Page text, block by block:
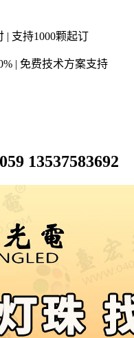
| 支持1000颗起订
| 免费技术方案支持
13537583692